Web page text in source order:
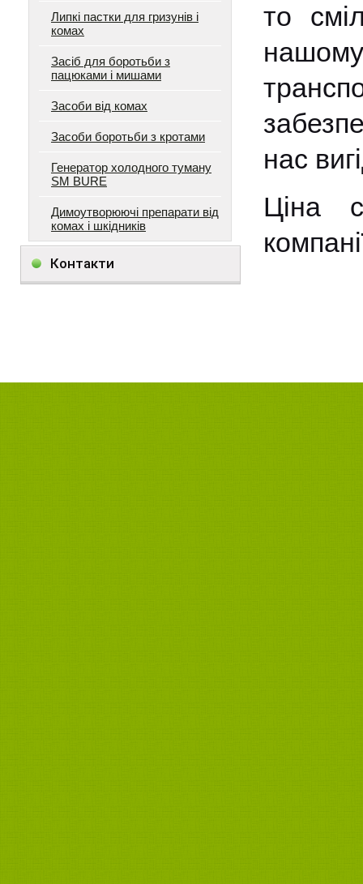
Липкі пастки для гризунів і
комах
Засіб для боротьби з
пацюками і мишами
Засоби від комах
Засоби боротьби з кротами
Генератор холодного туману
SM BURE
Димоутворюючі препарати від
комах і шкідників
Контакти
то
нас
Ціна